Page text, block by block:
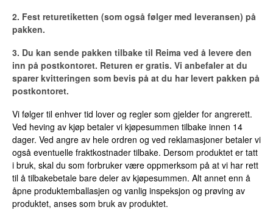
2. Fest returetiketten (som også følger med leveransen) på
pakken.
3. Du kan sende pakken tilbake til Reima ved å levere den
inn på postkontoret. Returen er gratis. Vi anbefaler at du
sparer kvitteringen som bevis på at du har levert pakken på
postkontoret.
Vi følger til enhver tid lover og regler som gjelder for angrerett.
Ved heving av kjøp betaler vi kjøpesummen tilbake innen 14
dager. Ved angre av hele ordren og ved reklamasjoner betaler vi
også eventuelle fraktkostnader tilbake. Dersom produktet er tatt
i bruk, skal du som forbruker være oppmerksom på at vi har rett
til å tilbakebetale bare deler av kjøpesummen. Alt annet enn å
åpne produktemballasjen og vanlig inspeksjon og prøving av
produktet, anses som bruk av produktet.